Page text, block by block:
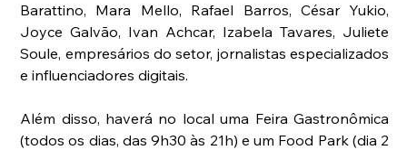
Barattino, Mara Mello, Rafael Barros, César Yukio,
Joyce Galvão, Ivan Achcar, Izabela Tavares, Juliete
Soule, empresários do setor, jornalistas especializados
e influenciadores digitais.
Além disso, haverá no local uma Feira Gastronômica
(todos os dias, das 9h30 às 21h) e um Food Park (dia 2